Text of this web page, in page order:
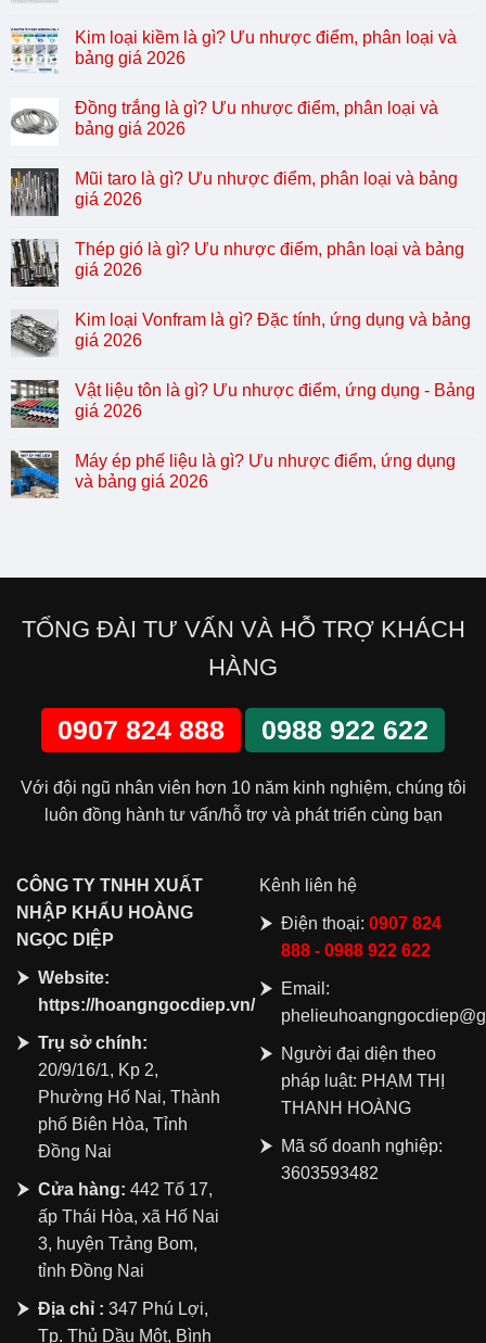
Kim loại kiềm là gì? Ưu nhược điểm, phân loại và
bảng giá 2026
Đồng trắng là gì? Ưu nhược điểm, phân loại và
bảng giá 2026
Mũi taro là gì? Ưu nhược điểm, phân loại và bảng
giá 2026
Thép gió là gì? Ưu nhược điểm, phân loại và bảng
giá 2026
Kim loại Vonfram là gì? Đặc tính, ứng dụng và bảng
giá 2026
Vật liệu tôn là gì? Ưu nhược điểm, ứng dụng - Bảng
giá 2026
Máy ép phế liệu là gì? Ưu nhược điểm, ứng dụng
và bảng giá 2026
TỔNG ĐÀI TƯ VẤN VÀ HỖ TRỢ KHÁCH
HÀNG
0907 824 888 0988 922 622
Với đội ngũ nhân viên hơn 10 năm kinh nghiệm, chúng tôi
luôn đồng hành tư vấn/hỗ trợ và phát triển cùng bạn
CÔNG TY TNHH XUẤT
NHẬP KHẨU HOÀNG
NGỌC DIỆP
Website:
https://hoangngocdiep.vn/
Trụ sở chính:
20/9/16/1, Kp 2,
Phường Hố Nai, Thành
phố Biên Hòa, Tỉnh
Đồng Nai
Cửa hàng: 442 Tổ 17,
ấp Thái Hòa, xã Hố Nai
3, huyện Trảng Bom,
tỉnh Đồng Nai
Địa chỉ : 347 Phú Lợi,
Tp. Thủ Dầu Một, Bình
Kênh liên hệ
Điện thoại: 0907 824
888 - 0988 922 622
Email:
Người đại diện theo
pháp luật: PHẠM THỊ
THANH HOÀNG
Mã số doanh nghiệp:
3603593482